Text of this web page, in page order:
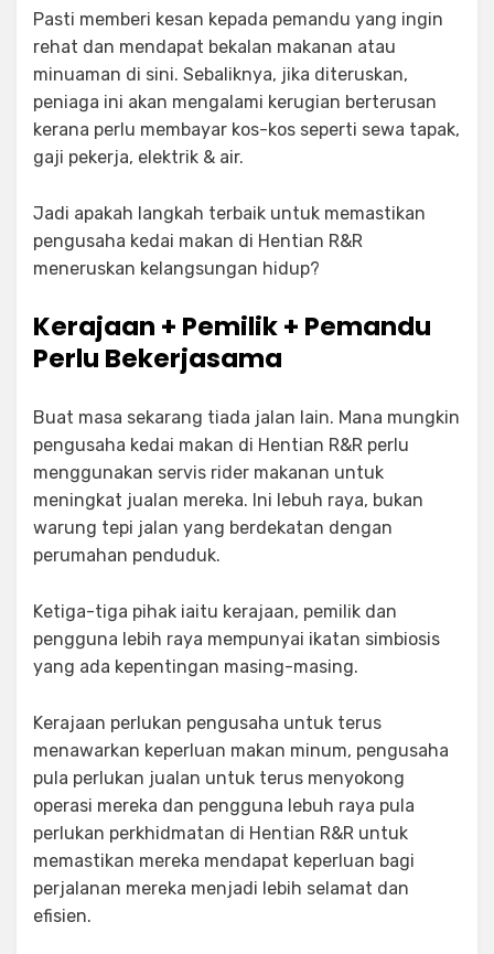
Pasti memberi kesan kepada pemandu yang ingin
rehat dan mendapat bekalan makanan atau
minuaman di sini. Sebaliknya, jika diteruskan,
peniaga ini akan mengalami kerugian berterusan
kerana perlu membayar kos-kos seperti sewa tapak,
gaji pekerja, elektrik & air.
Jadi apakah langkah terbaik untuk memastikan
pengusaha kedai makan di Hentian R&R
meneruskan kelangsungan hidup?
Kerajaan + Pemilik + Pemandu
Perlu Bekerjasama
Buat masa sekarang tiada jalan lain. Mana mungkin
pengusaha kedai makan di Hentian R&R perlu
menggunakan servis rider makanan untuk
meningkat jualan mereka. Ini lebuh raya, bukan
warung tepi jalan yang berdekatan dengan
perumahan penduduk.
Ketiga-tiga pihak iaitu kerajaan, pemilik dan
pengguna lebih raya mempunyai ikatan simbiosis
yang ada kepentingan masing-masing.
Kerajaan perlukan pengusaha untuk terus
menawarkan keperluan makan minum, pengusaha
pula perlukan jualan untuk terus menyokong
operasi mereka dan pengguna lebuh raya pula
perlukan perkhidmatan di Hentian R&R untuk
memastikan mereka mendapat keperluan bagi
perjalanan mereka menjadi lebih selamat dan
efisien.